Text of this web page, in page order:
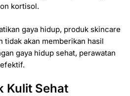
kortisol.
gaya hidup, produk skincare
tidak akan memberikan hasil
gaya hidup sehat, perawatan
Kulit Sehat